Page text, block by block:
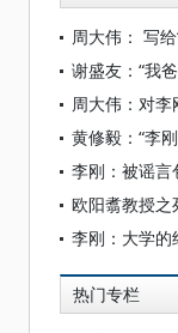
谢盛友：“我
黄修毅：“李
李刚：被谣言
欧阳翥教授之
热门专栏